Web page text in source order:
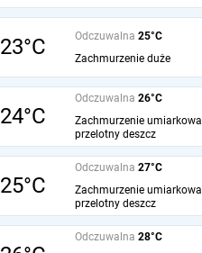
23°C Odczuwalna 25°C
Zachmurzenie duże
24°C
Odczuwalna 26°C
Zachmurzenie
przelotny deszcz
25°C
Odczuwalna 27°C
Zachmurzenie
przelotny deszcz
Odczuwalna 28°C